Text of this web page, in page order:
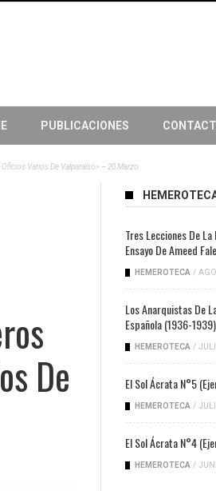
PUBLICACIONES
Varios De Valparaíso» – 20 Marzo
De
Tres Lecciones De
Ensayo De Ameed
HEMEROTECA /
Los Anarquistas De
Española (1936-1939)
HEMEROTECA /
El Sol Ácrata N°5
HEMEROTECA /
El Sol Ácrata N°4
HEMEROTECA /